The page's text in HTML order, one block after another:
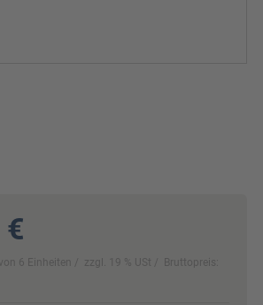
6 Einheiten zzgl. 19 % USt
Bruttopreis: